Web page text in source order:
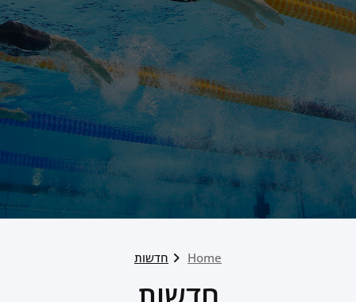
Home חדשות